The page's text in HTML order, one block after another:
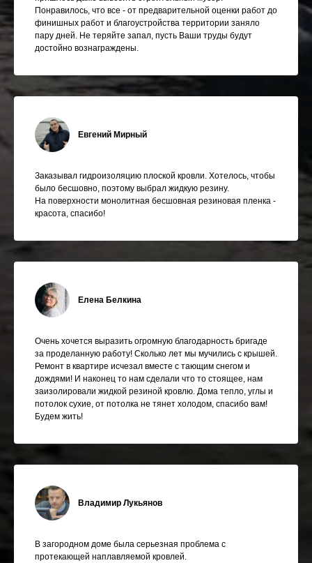
Понравилось, что все - от предварительной оценки работ до
финишных работ и благоустройства территории заняло
пару дней. Не теряйте запал, пусть Ваши труды будут
достойно вознаграждены.
Евгений Мирный
Заказывал гидроизоляцию плоской кровли. Хотелось, чтобы
было бесшовно, поэтому выбрал жидкую резину.
На поверхности монолитная бесшовная резиновая пленка -
красота, спасибо!
Елена Белкина
Очень хочется выразить огромную благодарность бригаде
за проделанную работу! Сколько лет мы мучились с крышей.
Ремонт в квартире исчезал вместе с тающим снегом и
дождями! И наконец то нам сделали что то стоящее, нам
заизолировали жидкой резиной кровлю. Дома тепло, углы и
потолок сухие, от потолка не тянет холодом, спасибо вам!
Будем жить!
Владимир Лукьянов
В загородном доме была серьезная проблема с
протекающей наплавляемой кровлей.